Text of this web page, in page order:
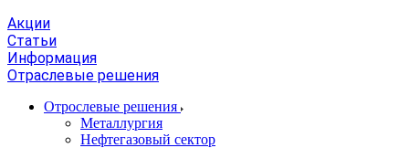
Акции
Статьи
Информация
Отраслевые решения
Отрослевые решения
Металлургия
Нефтегазовый сектор